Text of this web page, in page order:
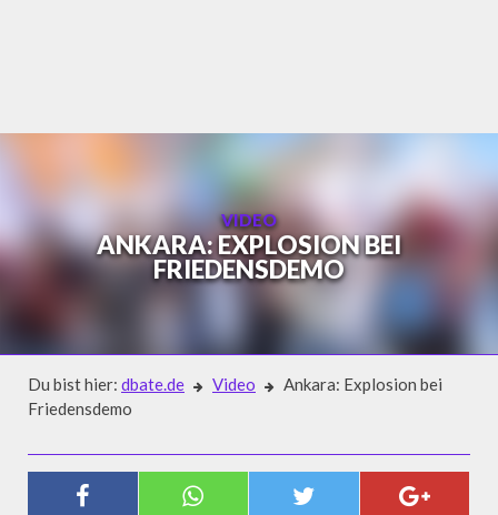
VIDEO
ANKARA: EXPLOSION BEI
FRIEDENSDEMO
Du bist hier: dbate.de Video
Ankara: Explosion bei
Friedensdemo
ANKARA: EXPLOSION BEI